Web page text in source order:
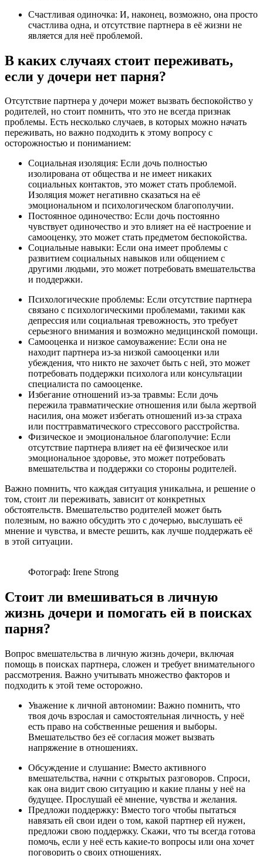
Счастливая одиночка: И, наконец, возможно, она просто
счастлива одна, и отсутствие партнера в её жизни не
является для неё проблемой.
В каких случаях стоит переживать,
если у дочери нет парня?
Отсутствие партнера у дочери может вызвать беспокойство у
родителей, но стоит помнить, что это не всегда признак
проблемы. Есть несколько случаев, в которых можно начать
переживать, но важно подходить к этому вопросу с
осторожностью и пониманием:
Социальная изоляция: Если дочь полностью
изолирована от общества и не имеет никаких
социальных контактов, это может стать проблемой.
Изоляция может негативно сказаться на её
эмоциональном и психологическом благополучии.
Постоянное одиночество: Если дочь постоянно
чувствует одиночество и это влияет на её настроение и
самооценку, это может стать предметом беспокойства.
Социальные навыки: Если она имеет проблемы с
развитием социальных навыков или общением с
другими людьми, это может потребовать вмешательства
и поддержки.
Психологические проблемы: Если отсутствие партнера
связано с психологическими проблемами, такими как
депрессия или социальная тревожность, это требует
серьезного внимания и возможно медицинской помощи.
Самооценка и низкое самоуважение: Если она не
находит партнера из-за низкой самооценки или
убеждения, что никто не захочет быть с ней, это может
потребовать поддержки психолога или консультации
специалиста по самооценке.
Избегание отношений из-за травмы: Если дочь
пережила травматические отношения или была жертвой
насилия, она может избегать отношений из-за страха
или посттравматического стрессового расстройства.
Физическое и эмоциональное благополучие: Если
отсутствие партнера влияет на её физическое или
эмоциональное здоровье, это может потребовать
вмешательства и поддержки со стороны родителей.
Важно помнить, что каждая ситуация уникальна, и решение о
том, стоит ли переживать, зависит от конкретных
обстоятельств. Вмешательство родителей может быть
полезным, но важно обсудить это с дочерью, выслушать её
мнение и чувства, и вместе решить, как лучше поддержать её
в этой ситуации.
Фотограф: Irene Strong
Стоит ли вмешиваться в личную
жизнь дочери и помогать ей в поисках
парня?
Вопрос вмешательства в личную жизнь дочери, включая
помощь в поисках партнера, сложен и требует внимательного
рассмотрения. Важно учитывать множество факторов и
подходить к этой теме осторожно.
Уважение к личной автономии: Важно помнить, что
твоя дочь взрослая и самостоятельная личность, у неё
есть право на собственные решения и выборы.
Вмешательство без её согласия может вызвать
напряжение в отношениях.
Обсуждение и слушание: Вместо активного
вмешательства, начни с открытых разговоров. Спроси,
как она видит свою ситуацию и какие планы у неё на
будущее. Прослушай её мнение, чувства и желания.
Предложи поддержку: Вместо того чтобы пытаться
навязать ей свои идеи о том, какой партнер ей нужен,
предложи свою поддержку. Скажи, что ты всегда готова
помочь, если у неё есть какие-то вопросы или она хочет
поговорить о своих отношениях.